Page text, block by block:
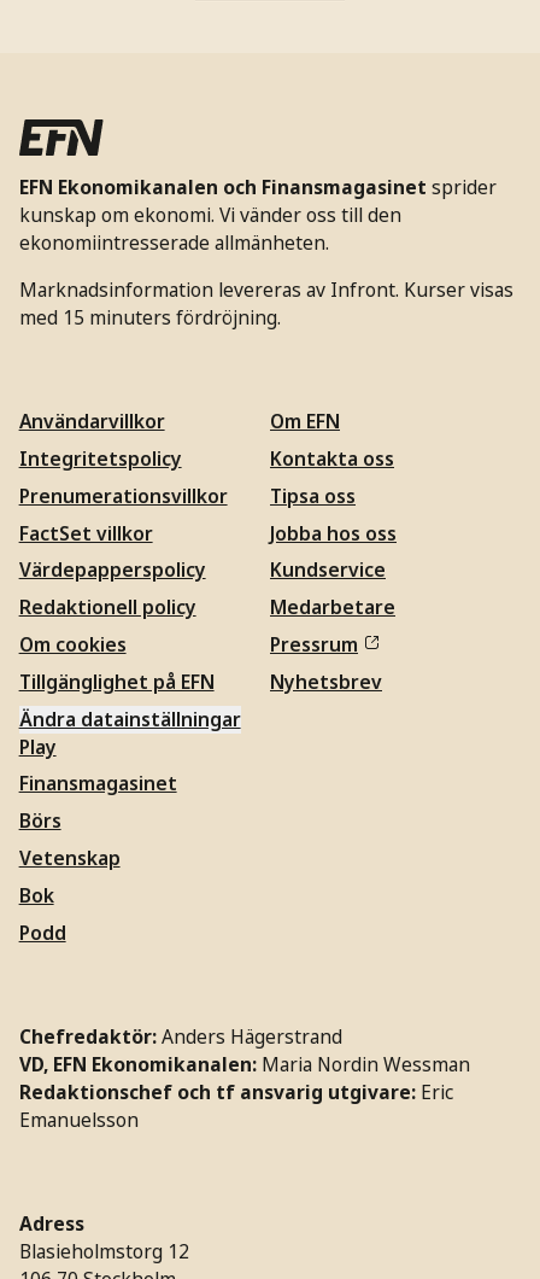
EFN Ekonomikanalen och Finansmagasinet sprider
kunskap om ekonomi. Vi vänder oss till den
ekonomiintresserade allmänheten.
Marknadsinformation levereras av Infront. Kurser visas
med 15 minuters fördröjning.
Användarvillkor
Integritetspolicy
Prenumerationsvillkor
FactSet villkor
Värdepapperspolicy
Redaktionell policy
Om cookies
Tillgänglighet på EFN
Ändra datainställningar
Om EFN
Kontakta oss
Tipsa oss
Jobba hos oss
Kundservice
Medarbetare
Pressrum
Nyhetsbrev
Play
Finansmagasinet
Börs
Vetenskap
Bok
Podd
Chefredaktör:Anders Hägerstrand
VD, EFN Ekonomikanalen: Maria Nordin Wessman
Redaktionschef och tf ansvarig utgivare: Eric
Emanuelsson
Adress
Blasieholmstorg 12